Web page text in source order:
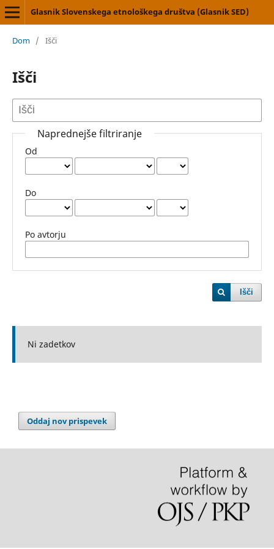
Glasnik Slovenskega etnološkega društva (Glasnik SED)
Dom / Išči
Išči
Naprednejše filtriranje
Od
Do
Po avtorju
Išči
Ni zadetkov
Oddaj nov prispevek